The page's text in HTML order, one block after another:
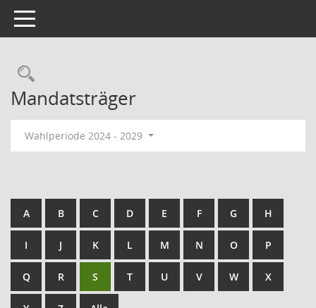
Toggle navigation
Mandatsträger
Wahlperiode 2024 - 2029
A B C D E F G H
I J K L M N O P
Q R S T U V W X